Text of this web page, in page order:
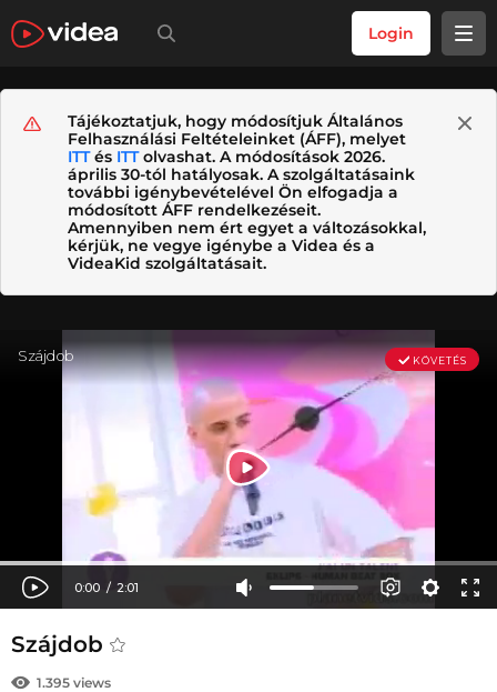
Login
Tájékoztatjuk, hogy módosítjuk Általános
Felhasználási Feltételeinket (ÁFF), melyet
ITTés ITTolvashat. A módosítások 2026.
április 30-tól hatályosak. A szolgáltatásaink
további igénybevételével Ön elfogadja a
módosított ÁFF rendelkezéseit.
Amennyiben nem ért egyet a változásokkal,
kérjük, ne vegye igénybe a Videa és a
VideaKid szolgáltatásait.
Szájdob
1.395 views